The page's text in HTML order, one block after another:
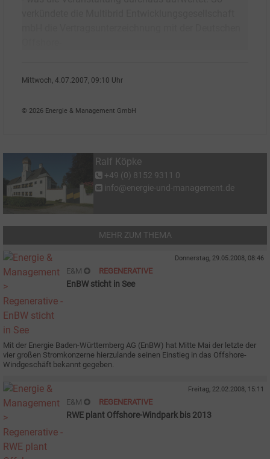
Mittwoch, 4.07.2007, 09:10 Uhr
© 2026 Energie & Management GmbH
Ralf Köpke
+49 (0) 8152 9311 0
info@energie-und-management.de
MEHR ZUM THEMA
Donnerstag, 29.05.2008, 08:46
E&M REGENERATIVE
EnBW sticht in See
Mit der Energie Baden-Württemberg AG (EnBW) hat Mitte Mai der letzte der
vier großen Stromkonzerne hierzulande seinen Einstieg in das Offshore-
Windgeschäft bekannt gegeben.
Freitag, 22.02.2008, 15:11
E&M REGENERATIVE
RWE plant Offshore-Windpark bis 2013